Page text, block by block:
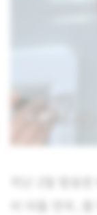
지난 2일 방송
이 아들 연우,